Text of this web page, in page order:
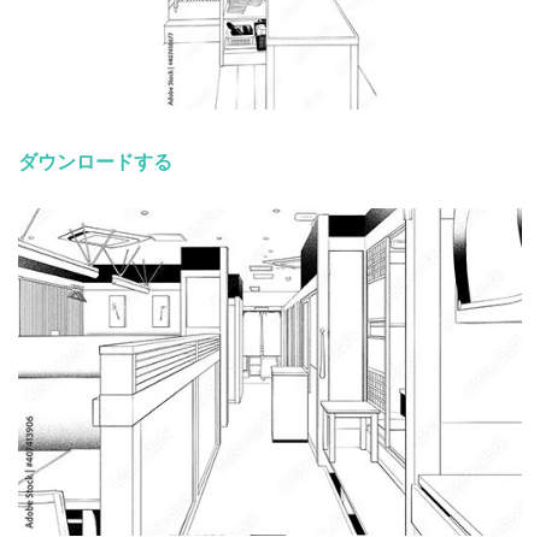
ダウンロードする